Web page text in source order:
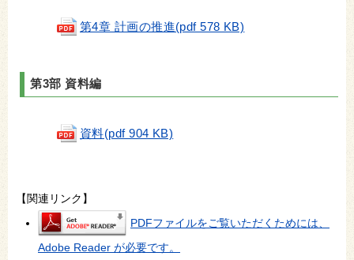
第4章 計画の推進(pdf 578 KB)
第3部 資料編
資料(pdf 904 KB)
【関連リンク】
PDFファイルをご覧いただくためには、
Adobe Reader が必要です。